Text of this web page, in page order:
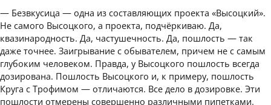
— Безвкусица — одна из составляющих проекта «Высоцкий».
Не самого Высоцкого, а проекта, подчёркиваю. Да,
квазинародность. Да, частушечность. Да, пошлость — так
даже точнее. Заигрывание с обывателем, причем не с самым
глубоким человеком. Правда, у Высоцкого пошлость всегда
дозирована. Пошлость Высоцкого и, к примеру, пошлость
Круга с Трофимом — отличаются. Все дело в дозировке. Эти
пошлости отмерены совершенно различными пипетками.